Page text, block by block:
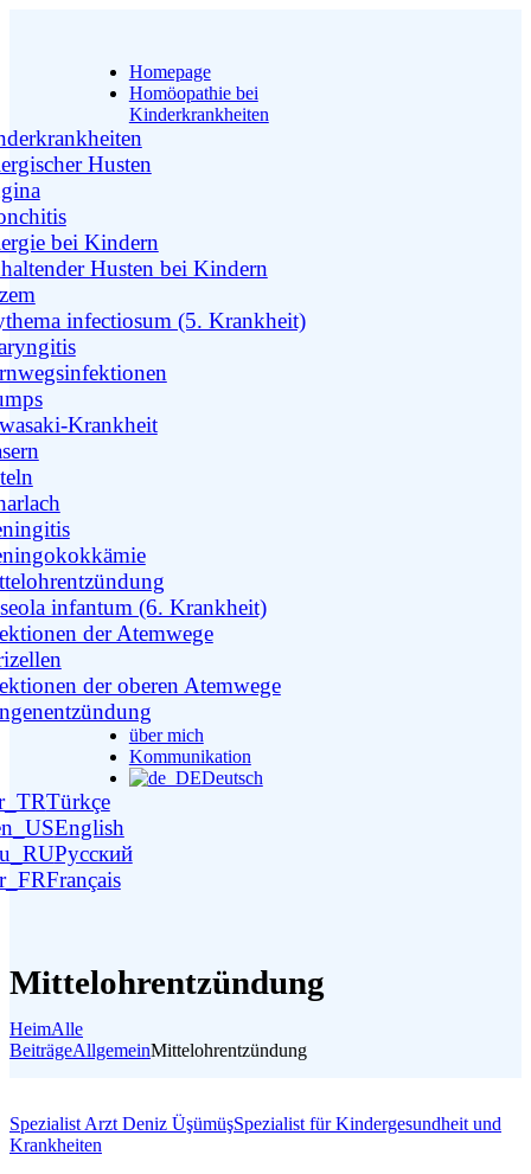
Homepage
Homöopathie bei
Kinderkrankheiten
Husten
bei Kindern
Husten bei Kindern
infectiosum (5. Krankheit)
Krankheit
infantum (6. Krankheit)
der Atemwege
der oberen Atemwege
über mich
Kommunikation
Deutsch
Türkçe
English
Русский
Français
Mittelohrentzündung
HeimAlle
BeiträgeAllgemeinMittelohrentzündung
Spezialist Arzt Deniz ÜşümüşSpezialist für Kindergesundheit und
Krankheiten